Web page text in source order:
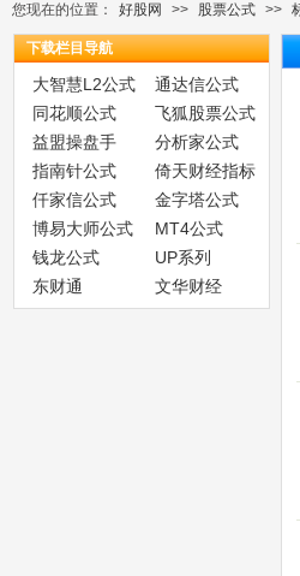
您现在的位置： 好股网 >> 股票公式 >>
下载栏目导航
大智慧L2公式
通达信公式
同花顺公式
飞狐股票公式
益盟操盘手
分析家公式
指南针公式
倚天财经指标
仟家信公式
金字塔公式
博易大师公式
MT4公式
钱龙公式
UP系列
东财通
文华财经